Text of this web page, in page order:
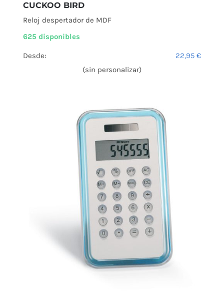
CUCKOO BIRD
Reloj despertador de MDF
625 disponibles
Desde: 22,95 €
(sin personalizar)